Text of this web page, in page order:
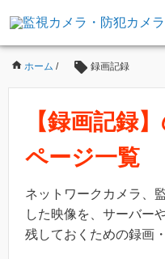
ホーム / 録画記録
【録画記録
ページ一覧
ネットワークカメラ、
した映像を、サーバー
残しておくための録画